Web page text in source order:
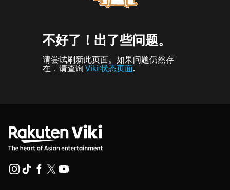
不好了！出了些问题。
请尝试刷新此页面。如果问题仍然存
在，请查询 Viki 状态页面.